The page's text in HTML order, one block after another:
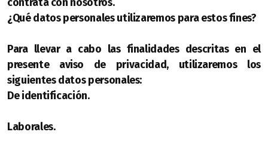
contrata con nosotros.
¿Qué datos personales utilizaremos para estos fines?
Para llevar a cabo las finalidades descritas en el
presente aviso de privacidad, utilizaremos los
siguientes datos personales:
De identificación.
Laborales.